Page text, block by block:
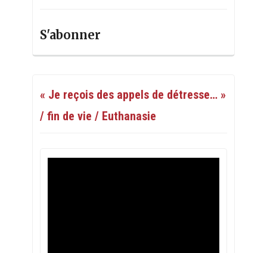
S'abonner
« Je reçois des appels de détresse… »
/ fin de vie / Euthanasie